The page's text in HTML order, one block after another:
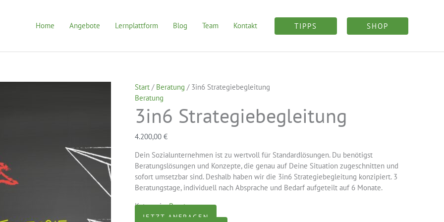
Home Angebote Lernplattform Blog Team Kontakt TIPPS SHOP
Start / Beratung / 3in6 Strategiebegleitung
Beratung
3in6 Strategiebegleitung
4.200,00 €
Dein Sozialunternehmen ist zu wertvoll für Standardlösungen. Du benötigst
Beratungslösungen und Konzepte, die genau auf Deine Situation zugeschnitten und
sofort umsetzbar sind. Deshalb haben wir die 3in6 Strategiebegleitung konzipiert. 3
Beratungstage, individuell nach Absprache und Bedarf aufgeteilt auf 6 Monate.
Kategorie:Beratung
JETZT ANFRAGEN